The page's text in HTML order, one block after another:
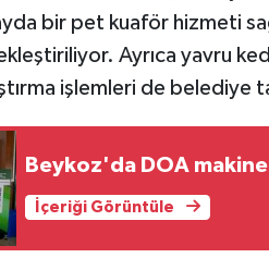
bir pet kuaför hizmeti
Ayrıca yavru
işlemleri de belediye
Beykoz'da DOA
İçeriği Görüntüle